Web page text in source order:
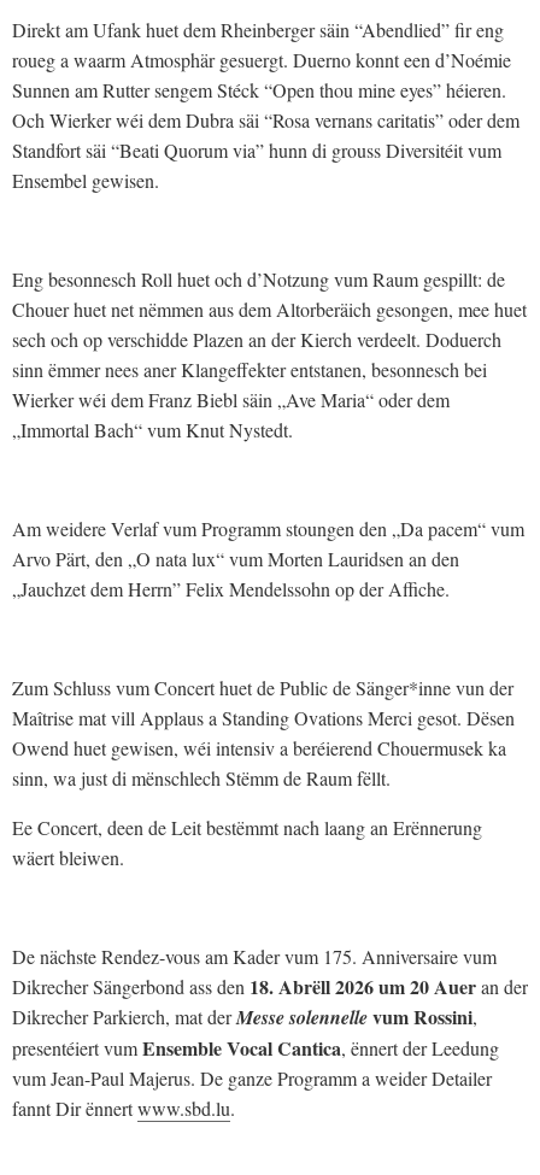
Direkt am Ufank huet dem Rheinberger säin “Abendlied” fir eng
roueg a waarm Atmosphär gesuergt. Duerno konnt een d’Noémie
Sunnen am Rutter sengem Stéck “Open thou mine eyes” héieren.
Och Wierker wéi dem Dubra säi “Rosa vernans caritatis” oder dem
Standfort säi “Beati Quorum via” hunn di grouss Diversitéit vum
Ensembel gewisen.
Eng besonnesch Roll huet och d’Notzung vum Raum gespillt: de
Chouer huet net nëmmen aus dem Altorberäich gesongen, mee huet
sech och op verschidde Plazen an der Kierch verdeelt. Doduerch
sinn ëmmer nees aner Klangeffekter entstanen, besonnesch bei
Wierker wéi dem Franz Biebl säin „Ave Maria“ oder dem
„Immortal Bach“ vum Knut Nystedt.
Am weidere Verlaf vum Programm stoungen den „Da pacem“ vum
Arvo Pärt, den „O nata lux“ vum Morten Lauridsen an den
„Jauchzet dem Herrn” Felix Mendelssohn op der Affiche.
Zum Schluss vum Concert huet de Public de Sänger*inne vun der
Maîtrise mat vill Applaus a Standing Ovations Merci gesot. Dësen
Owend huet gewisen, wéi intensiv a beréierend Chouermusek ka
sinn, wa just di mënschlech Stëmm de Raum fëllt.
Ee Concert, deen de Leit bestëmmt nach laang an Erënnerung
wäert bleiwen.
De nächste Rendez-vous am Kader vum 175. Anniversaire vum
Dikrecher Sängerbond ass den 18. Abrëll 2026 um 20 Aueran der
Dikrecher Parkierch, mat derMesse solennellevum Rossini,
presentéiert vumEnsemble Vocal Cantica, ënnert der Leedung
vum Jean-Paul Majerus. De ganze Programm a weider Detailer
fannt Dir ënnertwww.sbd.lu.